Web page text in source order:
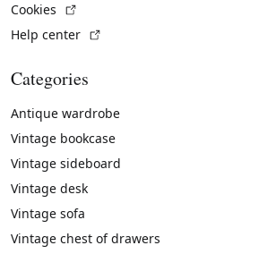
Cookies
Help center
Categories
Antique wardrobe
Vintage bookcase
Vintage sideboard
Vintage desk
Vintage sofa
Vintage chest of drawers